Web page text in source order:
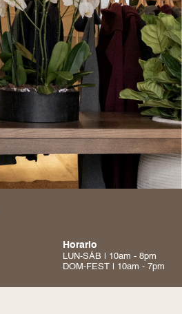
Horario
LUN-SÁB | 10am - 8pm
DOM-FEST | 10am - 7pm